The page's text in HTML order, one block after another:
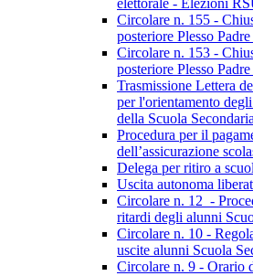
elettorale - Elezioni
Circolare n. 155 -
posteriore Plesso
Circolare n. 153 -
posteriore Plesso
Trasmissione Lettera
per l'orientamento
della Scuola
Procedura per il
dell’assicurazione
Delega per ritiro a
Uscita autonoma
Circolare n. 12 -
ritardi degli alunni
Circolare n. 10 -
uscite alunni Scuola
Circolare n. 9 - Orario